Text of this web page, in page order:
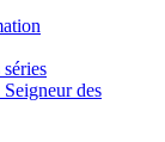
des